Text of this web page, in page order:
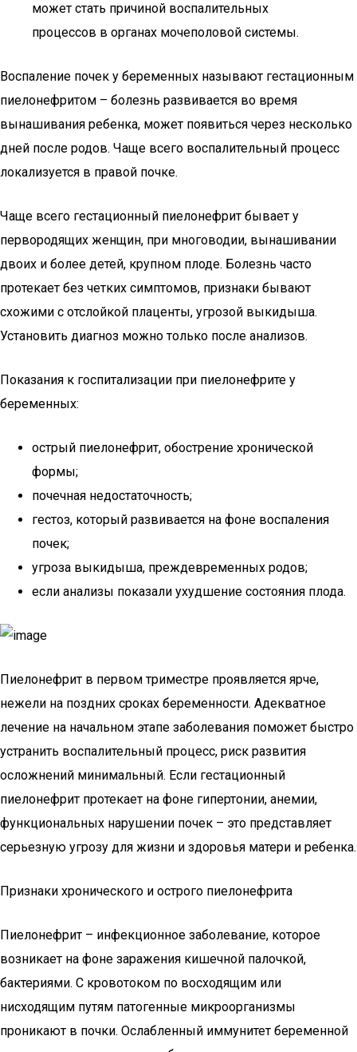
может стать причиной воспалительных
процессов в органах мочеполовой системы.
Воспаление почек у беременных называют гестационным
пиелонефритом – болезнь развивается во время
вынашивания ребенка, может появиться через несколько
дней после родов. Чаще всего воспалительный процесс
локализуется в правой почке.
Чаще всего гестационный пиелонефрит бывает у
первородящих женщин, при многоводии, вынашивании
двоих и более детей, крупном плоде. Болезнь часто
протекает без четких симптомов, признаки бывают
схожими с отслойкой плаценты, угрозой выкидыша.
Установить диагноз можно только после анализов.
Показания к госпитализации при пиелонефрите у
беременных:
острый пиелонефрит, обострение хронической
формы;
почечная недостаточность;
гестоз, который развивается на фоне воспаления
почек;
угроза выкидыша, преждевременных родов;
если анализы показали ухудшение состояния плода.
Пиелонефрит в первом триместре проявляется ярче,
нежели на поздних сроках беременности. Адекватное
лечение на начальном этапе заболевания поможет быстро
устранить воспалительный процесс, риск развития
осложнений минимальный. Если гестационный
пиелонефрит протекает на фоне гипертонии, анемии,
функциональных нарушении почек – это представляет
серьезную угрозу для жизни и здоровья матери и ребенка.
Признаки хронического и острого пиелонефрита
Пиелонефрит – инфекционное заболевание, которое
возникает на фоне заражения кишечной палочкой,
бактериями. С кровотоком по восходящим или
нисходящим путям патогенные микроорганизмы
проникают в почки. Ослабленный иммунитет беременной